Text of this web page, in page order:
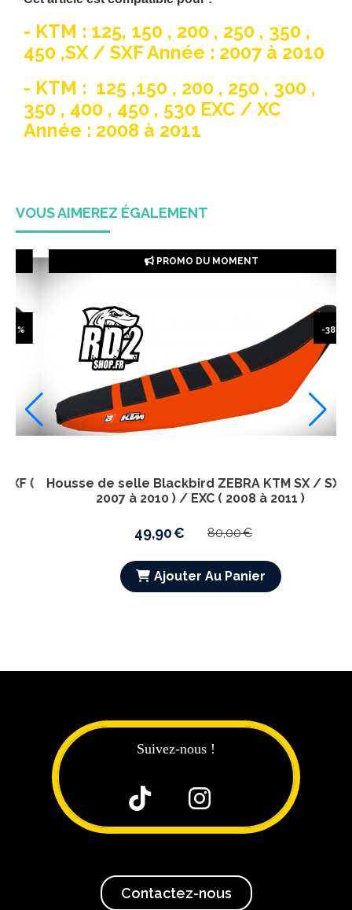
- KTM : 125, 150 , 200 , 250 , 350 ,
450 ,SX / SXF Année : 2007 à 2010
- KTM : 125 ,150 , 200 , 250 , 300 ,
350 , 400 , 450 , 530 EXC / XC
Année : 2008 à 2011
VOUS AIMEREZ ÉGALEMENT
(
-38 %
Housse de selle Blackbird ZEBRA KTM SX / SXF (
2007 à 2010 ) / EXC ( 2008 à 2011 )
49,90€ 80,00€
Ajouter Au Panier
PROMO DU MOMENT
Suivez-nous !
 
Contactez-nous